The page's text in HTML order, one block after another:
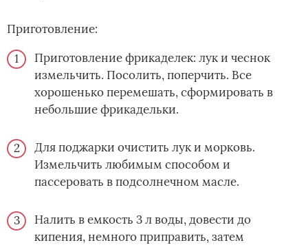
Приготовление:
Приготовление фрикаделек: лук и чеснок
измельчить. Посолить, поперчить. Все
хорошенько перемешать, сформировать в
небольшие фрикадельки.
Для поджарки очистить лук и морковь.
Измельчить любимым способом и
пассеровать в подсолнечном масле.
Налить в емкость 3 л воды, довести до
кипения, немного приправить, затем